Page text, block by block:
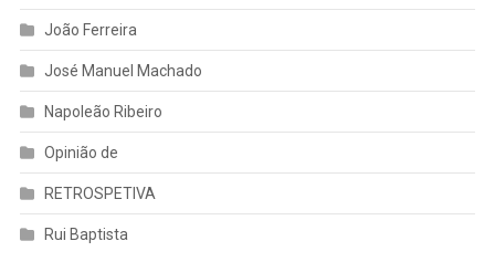
João Ferreira
José Manuel Machado
Napoleão Ribeiro
Opinião de
RETROSPETIVA
Rui Baptista